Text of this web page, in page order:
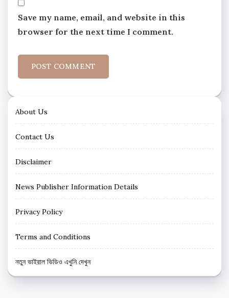
Save my name, email, and website in this
browser for the next time I comment.
About Us
Contact Us
Disclaimer
News Publisher Information Details
Privacy Policy
Terms and Conditions
নতুন ভাইরাল ভিডিও এখুনি দেখুন